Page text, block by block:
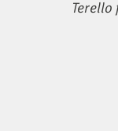
Terello